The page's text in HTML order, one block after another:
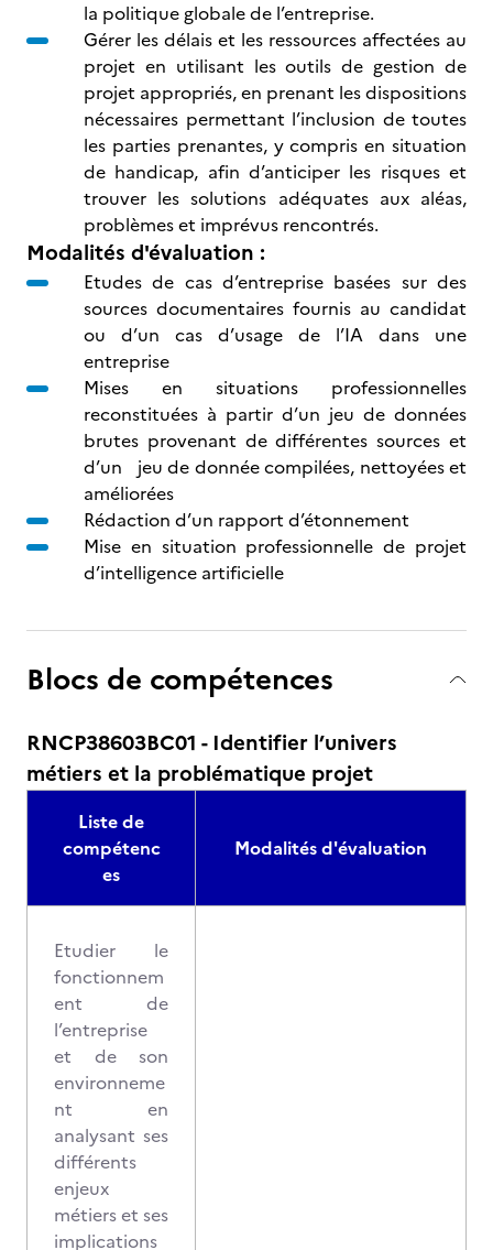
la politique globale de l’entreprise.
Gérer les délais et les ressources affectées au
projet en utilisant les outils de gestion de
projet appropriés, en prenant les dispositions
nécessaires permettant l’inclusion de toutes
les parties prenantes, y compris en situation
de handicap, afin d’anticiper les risques et
trouver les solutions adéquates aux aléas,
problèmes et imprévus rencontrés.
Modalités d'évaluation :
Etudes de cas d’entreprise basées sur des
sources documentaires fournis au candidat
ou d’un cas d’usage de l’IA dans une
entreprise
Mises en situations professionnelles
reconstituées à partir d’un jeu de données
brutes provenant de différentes sources et
d’un jeu de donnée compilées, nettoyées et
améliorées
Rédaction d’un rapport d’étonnement
Mise en situation professionnelle de projet
d’intelligence artificielle
Blocs de compétences
RNCP38603BC01 - Identifier l’univers
métiers et la problématique projet
Liste de
compétenc
es
Modalités d'évaluation
Etudier le
fonctionnem
ent de
l’entreprise
et de son
environneme
nt en
analysant ses
différents
enjeux
métiers et ses
implications